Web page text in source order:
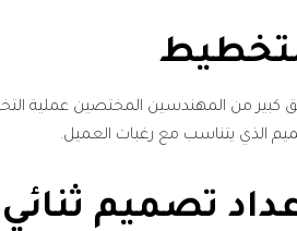
كبير من المهندسين المختصين عملية
الذي يتناسب مع رغبات العميل.